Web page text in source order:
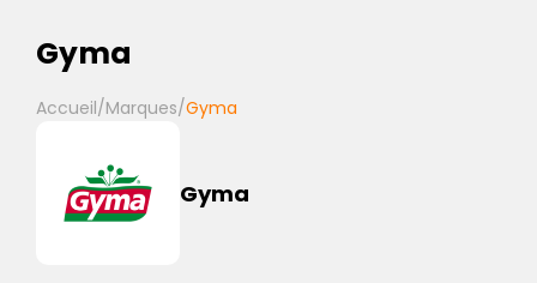
Gyma
Accueil/Marques/Gyma
Gyma